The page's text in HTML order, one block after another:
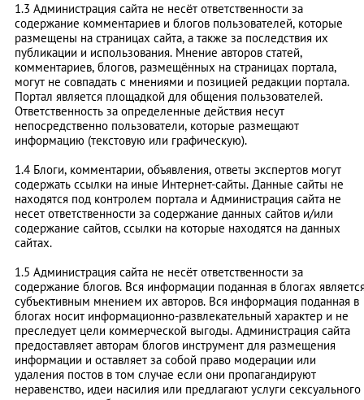
1.3 Администрация сайта не несёт ответственности за
содержание комментариев и блогов пользователей, которые
размещены на страницах сайта, а также за последствия их
публикации и использования. Мнение авторов статей,
комментариев, блогов, размещённых на страницах портала,
могут не совпадать с мнениями и позицией редакции портала.
Портал является площадкой для общения пользователей.
Ответственность за определенные действия несут
непосредственно пользователи, которые размещают
информацию (текстовую или графическую).
1.4 Блоги, комментарии, объявления, ответы экспертов могут
содержать ссылки на иные Интернет-сайты. Данные сайты не
находятся под контролем портала и Администрация сайта не
несет ответственности за содержание данных сайтов и/или
содержание сайтов, ссылки на которые находятся на данных
сайтах.
1.5 Администрация сайта не несёт ответственности за
содержание блогов. Вся информации поданная в блогах
субъективным мнением их авторов. Вся информация поданная в
блогах носит информационно-развлекательный характер и не
преследует цели коммерческой выгоды. Администрация сайта
предоставляет авторам блогов инструмент для размещения
информации и оставляет за собой право модерации или
удаления постов в том случае если они пропагандируют
неравенство, идеи насилия или предлагают услуги сексуального